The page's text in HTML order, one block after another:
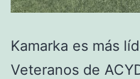
Kamarka es más
Veteranos de